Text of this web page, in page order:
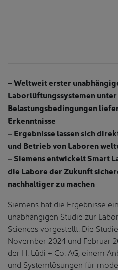
– Weltweit erster
Laborlüftungssystemen
Belastungsbedingungen
Erkenntnisse
– Ergebnisse lassen sich
und Betrieb von Laboren
– Siemens entwickelt Smart
die Labore der Zukunft
nachhaltiger zu machen
Siemens hat die Ergebnisse
unabhängigen Studie zur
Sciences vorgestellt. Die
November 2024 und Februar
der H. Lüdi + Co. AG, einem
und Systemlösungen für